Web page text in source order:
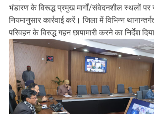
भंडारण के विरूद्ध प्रमुख मार्गों/संवेदनशील स्थलों पर
नियमानुसार कार्रवाई करें। जिला में विभिन्न
परिवहन के विरुद्ध गहन छापामारी करने का निर्देश